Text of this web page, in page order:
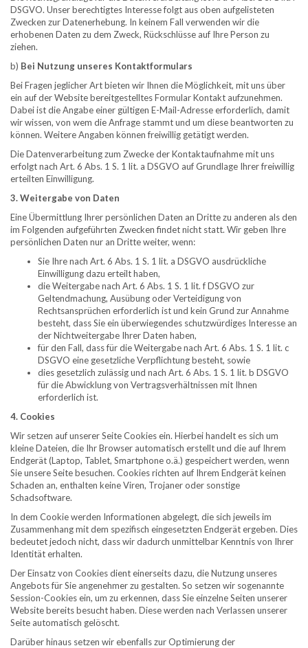
DSGVO. Unser berechtigtes Interesse folgt aus oben aufgelisteten
Zwecken zur Datenerhebung. In keinem Fall verwenden wir die
erhobenen Daten zu dem Zweck, Rückschlüsse auf Ihre Person zu
ziehen.
b) Bei Nutzung unseres Kontaktformulars
Bei Fragen jeglicher Art bieten wir Ihnen die Möglichkeit, mit uns über
ein auf der Website bereitgestelltes Formular Kontakt aufzunehmen.
Dabei ist die Angabe einer gültigen E-Mail-Adresse erforderlich, damit
wir wissen, von wem die Anfrage stammt und um diese beantworten zu
können. Weitere Angaben können freiwillig getätigt werden.​
Die Datenverarbeitung zum Zwecke der Kontaktaufnahme mit uns
erfolgt nach Art. 6 Abs. 1 S. 1 lit. a DSGVO auf Grundlage Ihrer freiwillig
erteilten Einwilligung.​
3. Weitergabe von Daten
Eine Übermittlung Ihrer persönlichen Daten an Dritte zu anderen als den
im Folgenden aufgeführten Zwecken findet nicht statt. Wir geben Ihre
persönlichen Daten nur an Dritte weiter, wenn:​
Sie Ihre nach Art. 6 Abs. 1 S. 1 lit. a DSGVO ausdrückliche
Einwilligung dazu erteilt haben,​
die Weitergabe nach Art. 6 Abs. 1 S. 1 lit. f DSGVO zur
Geltendmachung, Ausübung oder Verteidigung von
Rechtsansprüchen erforderlich ist und kein Grund zur Annahme
besteht, dass Sie ein überwiegendes schutzwürdiges Interesse an
der Nichtweitergabe Ihrer Daten haben,​
für den Fall, dass für die Weitergabe nach Art. 6 Abs. 1 S. 1 lit. c
DSGVO eine gesetzliche Verpflichtung besteht, sowie​
dies gesetzlich zulässig und nach Art. 6 Abs. 1 S. 1 lit. b DSGVO
für die Abwicklung von Vertragsverhältnissen mit Ihnen
erforderlich ist.​
4. Cookies
Wir setzen auf unserer Seite Cookies ein. Hierbei handelt es sich um
kleine Dateien, die Ihr Browser automatisch erstellt und die auf Ihrem
Endgerät (Laptop, Tablet, Smartphone o.ä.) gespeichert werden, wenn
Sie unsere Seite besuchen. Cookies richten auf Ihrem Endgerät keinen
Schaden an, enthalten keine Viren, Trojaner oder sonstige
Schadsoftware.​
In dem Cookie werden Informationen abgelegt, die sich jeweils im
Zusammenhang mit dem spezifisch eingesetzten Endgerät ergeben. Dies
bedeutet jedoch nicht, dass wir dadurch unmittelbar Kenntnis von Ihrer
Identität erhalten.​
Der Einsatz von Cookies dient einerseits dazu, die Nutzung unseres
Angebots für Sie angenehmer zu gestalten. So setzen wir sogenannte
Session-Cookies ein, um zu erkennen, dass Sie einzelne Seiten unserer
Website bereits besucht haben. Diese werden nach Verlassen unserer
Seite automatisch gelöscht.​
Darüber hinaus setzen wir ebenfalls zur Optimierung der